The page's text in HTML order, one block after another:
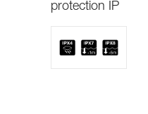
protection IP